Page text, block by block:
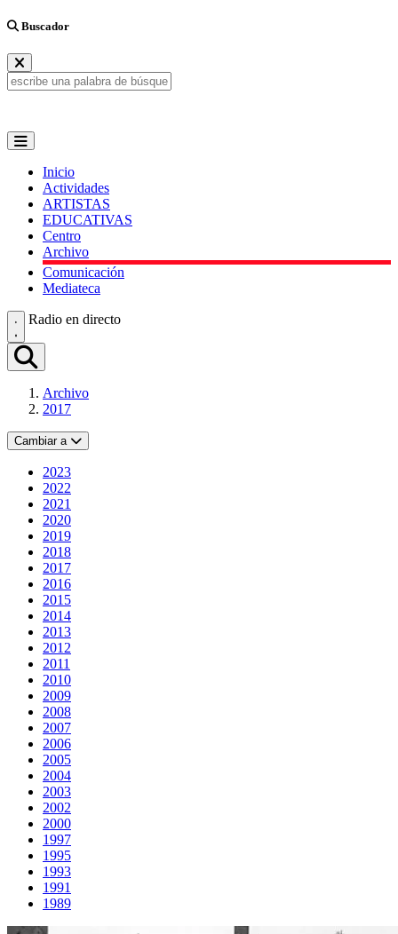
Buscador
Inicio
Actividades
ARTISTAS
EDUCATIVAS
Centro
Archivo
Comunicación
Mediateca
Radio en directo
Archivo
2017
Cambiar a
2023
2022
2021
2020
2019
2018
2017
2016
2015
2014
2013
2012
2011
2010
2009
2008
2007
2006
2005
2004
2003
2002
2000
1997
1995
1993
1991
1989